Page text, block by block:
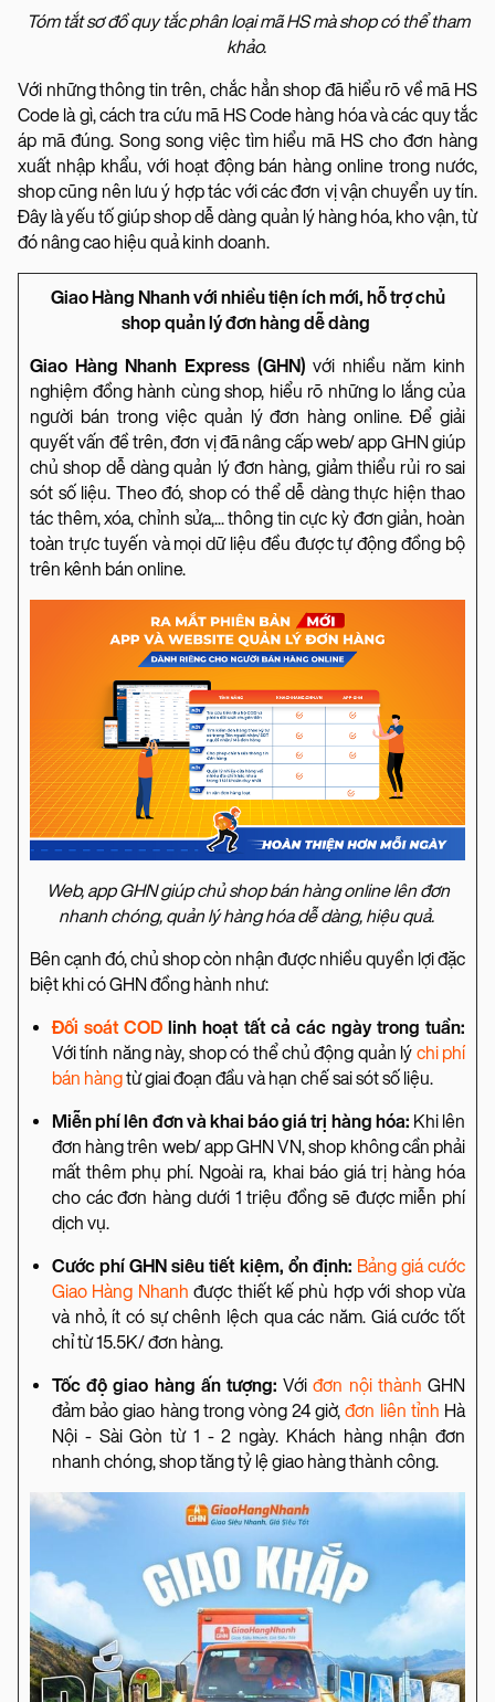
Tóm tắt sơ đồ quy tắc phân loại mã HS mà shop có thể tham
khảo.
Với những thông tin trên, chắc hẳn shop đã hiểu rõ về mã HS
Code là gì, cách tra cứu mã HS Code hàng hóa và các quy tắc
áp mã đúng. Song song việc tìm hiểu mã HS cho đơn hàng
xuất nhập khẩu, với hoạt động bán hàng online trong nước,
shop cũng nên lưu ý hợp tác với các đơn vị vận chuyển uy tín.
Đây là yếu tố giúp shop dễ dàng quản lý hàng hóa, kho vận, từ
đó nâng cao hiệu quả kinh doanh.
Giao Hàng Nhanh với nhiều tiện ích mới, hỗ trợ chủ
shop quản lý đơn hàng dễ dàng
Giao Hàng Nhanh Express (GHN) với nhiều năm kinh
nghiệm đồng hành cùng shop, hiểu rõ những lo lắng của
người bán trong việc quản lý đơn hàng online. Để giải
quyết vấn đề trên, đơn vị đã nâng cấp web/ app GHN giúp
chủ shop dễ dàng quản lý đơn hàng, giảm thiểu rủi ro sai
sót số liệu. Theo đó, shop có thể dễ dàng thực hiện thao
tác thêm, xóa, chỉnh sửa,... thông tin cực kỳ đơn giản, hoàn
toàn trực tuyến và mọi dữ liệu đều được tự động đồng bộ
trên kênh bán online.
Web, app GHN giúp chủ shop bán hàng online lên đơn
nhanh chóng, quản lý hàng hóa dễ dàng, hiệu quả.
Bên cạnh đó, chủ shop còn nhận được nhiều quyền lợi đặc
biệt khi có GHN đồng hành như:
Đối soát COD linh hoạt tất cả các ngày trong tuần:
Với tính năng này, shop có thể chủ động quản lý chi phí
bán hàngtừ giai đoạn đầu và hạn chế sai sót số liệu.
Miễn phí lên đơn và khai báo giá trị hàng hóa: Khi lên
đơn hàng trên web/ app GHN VN, shop không cần phải
mất thêm phụ phí. Ngoài ra, khai báo giá trị hàng hóa
cho các đơn hàng dưới 1 triệu đồng sẽ được miễn phí
dịch vụ.
Cước phí GHN siêu tiết kiệm, ổn định: Bảng giá cước
Giao Hàng Nhanh được thiết kế phù hợp với shop vừa
và nhỏ, ít có sự chênh lệch qua các năm. Giá cước tốt
chỉ từ 15.5K/ đơn hàng.
Tốc độ giao hàng ấn tượng: Vớiđơn nội thành GHN
đảm bảo giao hàng trong vòng 24 giờ,đơn liên tỉnh Hà
Nội - Sài Gòn từ 1 - 2 ngày. Khách hàng nhận đơn
nhanh chóng, shop tăng tỷ lệ giao hàng thành công.